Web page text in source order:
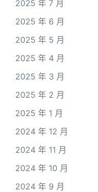
2025 年 7 月
2025 年 6 月
2025 年 5 月
2025 年 4 月
2025 年 3 月
2025 年 2 月
2025 年 1 月
2024 年 12 月
2024 年 11 月
2024 年 10 月
2024 年 9 月